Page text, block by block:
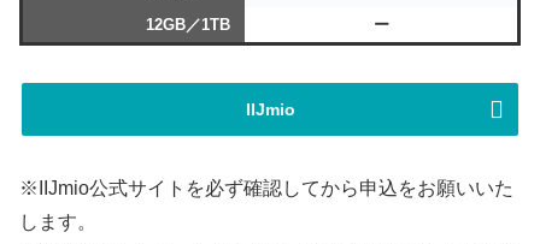
12GB／1TB ー
IIJmio
※IIJmio公式サイトを必ず確認してから申込をお願いいた
します。